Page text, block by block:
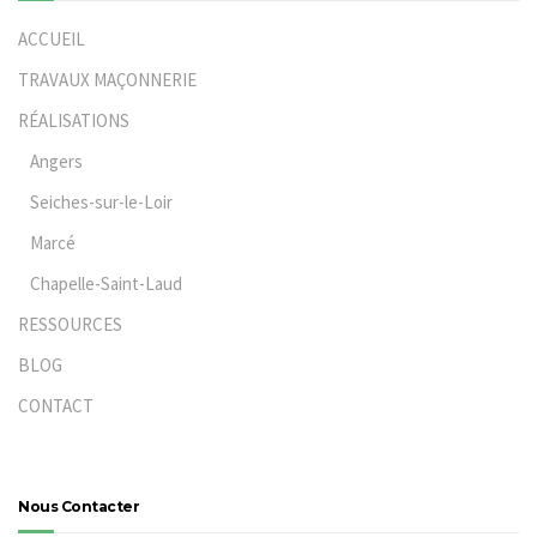
ACCUEIL
TRAVAUX MAÇONNERIE
RÉALISATIONS
Angers
Seiches-sur-le-Loir
Marcé
Chapelle-Saint-Laud
RESSOURCES
BLOG
CONTACT
Nous Contacter